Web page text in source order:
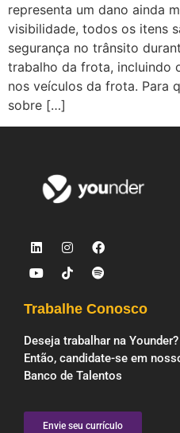
representa um dano ainda
visibilidade, todos os itens
segurança no trânsito
trabalho da frota, incluindo
nos veículos da frota. Para
sobre […]
Trabalhe Conosco
Deseja trabalhar na Younder?
Então, candidate-se em
Banco de Talentos
Envie seu currículo